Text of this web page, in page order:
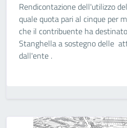
Rendicontazione dell'utilizzo
quale quota pari al cinque per
che il contribuente ha
Stanghella a sostegno delle
dall'ente .